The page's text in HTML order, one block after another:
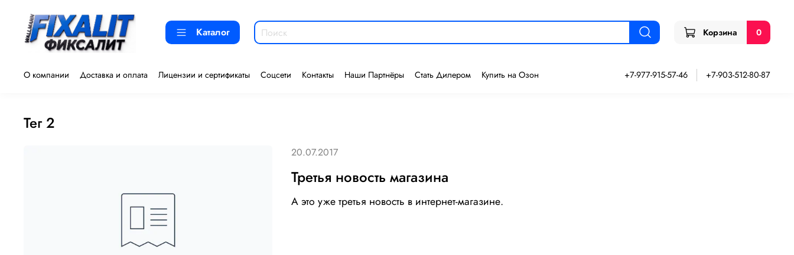
Каталог Корзина 0
О компании Доставка и оплата Лицензии и сертификаты Соцсети Контакты Наши Партнёры Стать Дилером Купить на Озон +7-977-915-57-46 +7-903-512-80-87
тег 2
Третья новость магазина
А это уже третья новость в интернет-магазине.
20.07.2017